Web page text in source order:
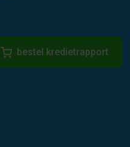
bestel kredietrapport